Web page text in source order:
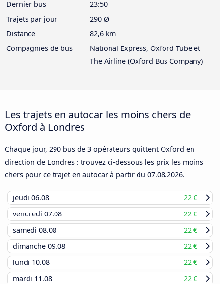
Dernier bus
23:50
Trajets par jour
290 Ø
Distance
82,6 km
Compagnies de bus
National Express, Oxford Tube et
The Airline (Oxford Bus Company)
Les trajets en autocar les moins chers de
Oxford à Londres
Chaque jour, 290 bus de 3 opérateurs quittent Oxford en
direction de Londres : trouvez ci-dessous les prix les moins
chers pour ce trajet en autocar à partir du 07.08.2026.
jeudi 06.08
22 €
vendredi 07.08
22 €
samedi 08.08
22 €
dimanche 09.08
22 €
lundi 10.08
22 €
mardi 11.08
22 €